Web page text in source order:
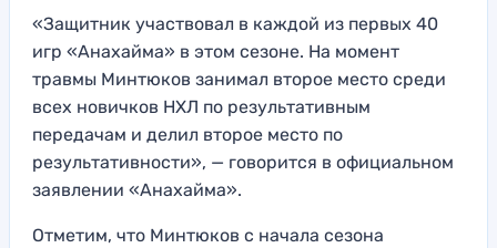
«Защитник участвовал в каждой из первых 40
игр «Анахайма» в этом сезоне. На момент
травмы Минтюков занимал второе место среди
всех новичков НХЛ по результативным
передачам и делил второе место по
результативности», — говорится в официальном
заявлении «Анахайма».
Отметим, что Минтюков с начала сезона